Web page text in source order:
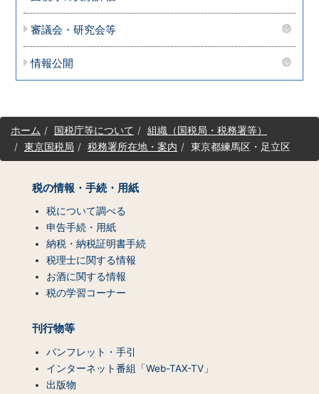
審議会・研究会等
情報公開
サ
イホーム 国税庁等について
組織（国税局・税務署等）
東京国税局
税務署所在地・案内 東京都練馬区・足立区
税の情報・手続・用紙
税について調べる
申告手続・用紙
納税・納税証明書手続
税理士に関する情報
お酒に関する情報
税の学習コーナー
刊行物等
パンフレット・手引
インターネット番組「Web-TAX-TV」
出版物